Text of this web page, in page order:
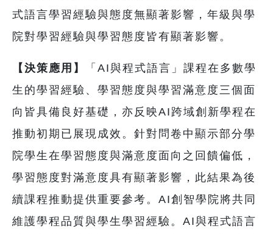
式語言學習經驗與態度無顯著影響，年級與學
院對學習經驗與學習態度皆有顯著影響。
【決策應用】
「AI與程式語言」課程在多數學
生的學習經驗、學習態度與學習滿意度三個面
向皆具備良好基礎，亦反映AI跨域創新學程在
推動初期已展現成效。針對問卷中顯示部分學
院學生在學習態度與滿意度面向之回饋偏低，
學習態度對滿意度具有顯著影響，此結果為後
續課程推動提供重要參考。AI創智學院將共同
維護學程品質與學生學習經驗。AI與程式語言